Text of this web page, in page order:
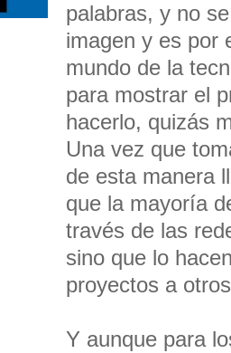
palabras, y no
imagen y es por
mundo de la
para mostrar el
hacerlo, quizás
Una vez que
de esta manera
que la mayoría
través de las
sino que lo
proyectos a
Y aunque para